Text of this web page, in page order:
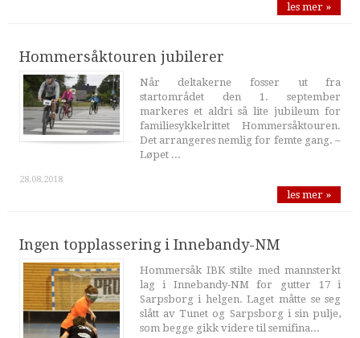
les mer »
Hommersåktouren jubilerer
Når deltakerne fosser ut fra
startområdet den 1. september
markeres et aldri så lite jubileum for
familiesykkelrittet Hommersåktouren.
Det arrangeres nemlig for femte gang. –
Løpet ...
28.08.2018
les mer »
Ingen topplassering i Innebandy-NM
Hommersåk IBK stilte med mannsterkt
lag i Innebandy-NM for gutter 17 i
Sarpsborg i helgen. Laget måtte se seg
slått av Tunet og Sarpsborg i sin pulje,
som begge gikk videre til semifina...